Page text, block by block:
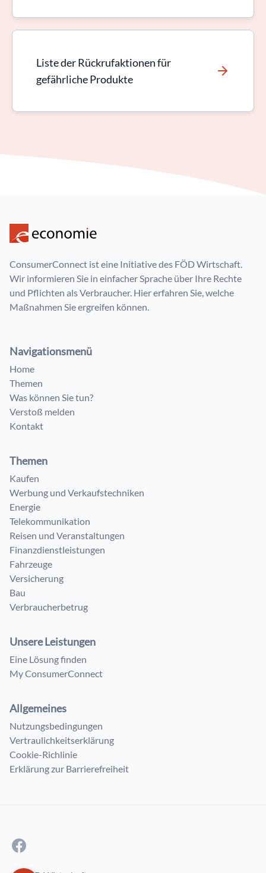
Liste der Rückrufaktionen für
gefährliche Produkte
ConsumerConnect ist eine Initiative des FÖD Wirtschaft.
Wir informieren Sie in einfacher Sprache über Ihre Rechte
und Pflichten als Verbraucher. Hier erfahren Sie, welche
Maßnahmen Sie ergreifen können.
Navigationsmenü
Home
Themen
Was können Sie tun?
Verstoß melden
Kontakt
Themen
Kaufen
Werbung und Verkaufstechniken
Energie
Telekommunikation
Reisen und Veranstaltungen
Finanzdienstleistungen
Fahrzeuge
Versicherung
Bau
Verbraucherbetrug
Unsere Leistungen
Eine Lösung finden
My ConsumerConnect
Allgemeines
Nutzungsbedingungen
Vertraulichkeitserklärung
Cookie-Richlinie
Erklärung zur Barrierefreiheit